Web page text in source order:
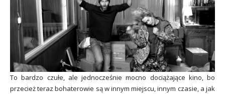
To bardzo czułe, ale jednocześnie mocno dociążające kino, bo
przecież teraz bohaterowie są w innym miejscu, innym czasie, a jak